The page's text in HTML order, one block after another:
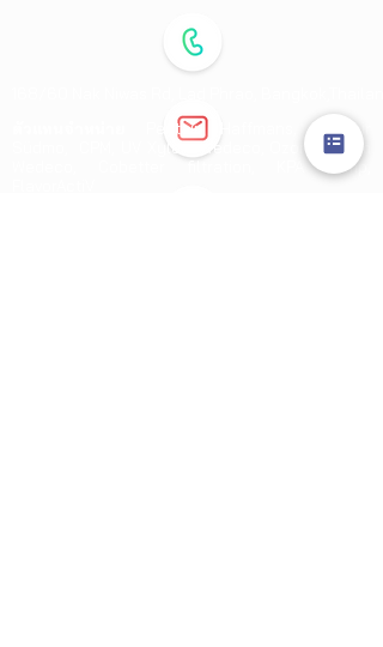
Pentair Haffmans, Pentair
Südmo, CPM, UV Xylem Wedeco, Ozone Xylem
Wedeco, Cobetter filtration, KPA Pump,